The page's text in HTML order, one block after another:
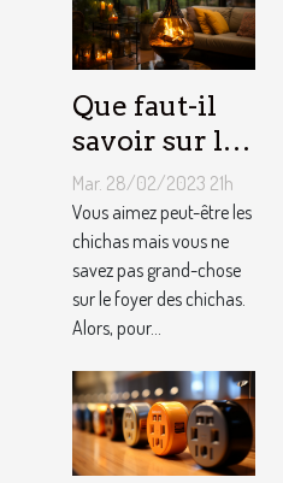
Que faut-il
savoir sur le
foyer chicha
?
Mar. 28/02/2023 21h
Vous aimez peut-être les
chichas mais vous ne
savez pas grand-chose
sur le foyer des chichas.
Alors, pour...